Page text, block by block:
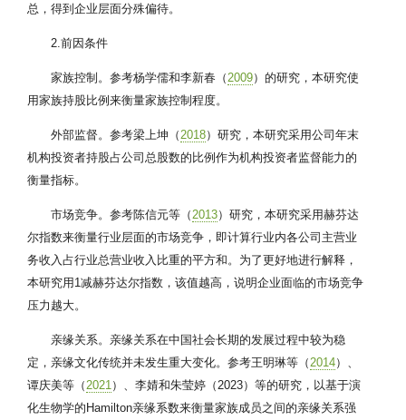
总，得到企业层面分殊偏待。
2.前因条件
家族控制。参考杨学儒和李新春（ 2009）的研究，本研究使
用家族持股比例来衡量家族控制程度。
外部监督。参考梁上坤（ 2018）研究，本研究采用公司年末
机构投资者持股占公司总股数的比例作为机构投资者监督能力的
衡量指标。
市场竞争。参考陈信元等（ 2013）研究，本研究采用赫芬达
尔指数来衡量行业层面的市场竞争，即计算行业内各公司主营业
务收入占行业总营业收入比重的平方和。为了更好地进行解释，
本研究用1减赫芬达尔指数，该值越高，说明企业面临的市场竞争
压力越大。
亲缘关系。亲缘关系在中国社会长期的发展过程中较为稳
定，亲缘文化传统并未发生重大变化。参考王明琳等（ 2014）、
谭庆美等（ 2021 ）、李婧和朱莹婷（2023）等的研究，以基于演
化生物学的Hamilton亲缘系数来衡量家族成员之间的亲缘关系强